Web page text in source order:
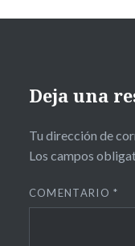
Deja una
Tu dirección de
Los campos
COMENTARIO*